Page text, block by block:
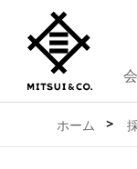
ホーム